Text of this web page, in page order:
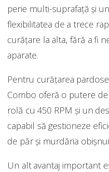
perie multi-suprafață și
flexibilitatea de a trece
curățare la alta, fără a fi
aparate.
Pentru curățarea
Combo oferă o putere de
rolă cu 450 RPM și un
capabil să gestioneze
de păr și murdăria
Un alt avantaj important